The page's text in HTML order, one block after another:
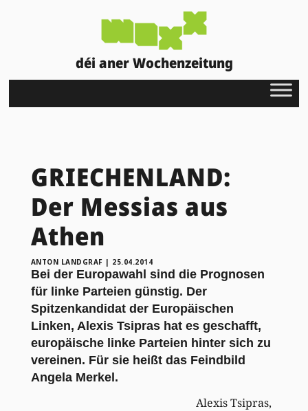
déi aner Wochenzeitung
GRIECHENLAND:
Der Messias aus
Athen
ANTON LANDGRAF | 25.04.2014
Bei der Europawahl sind die Prognosen
für linke Parteien günstig. Der
Spitzenkandidat der Europäischen
Linken, Alexis Tsipras hat es geschafft,
europäische linke Parteien hinter sich zu
vereinen. Für sie heißt das Feindbild
Angela Merkel.
Alexis Tsipras,